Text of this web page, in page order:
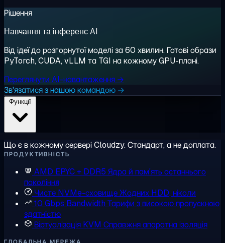
Рішення
Навчання та інференс AI
Від ідеї до розгорнутої моделі за 60 хвилин. Готові образи
PyTorch, CUDA, vLLM та TGI на кожному GPU-плані.
Переглянути AI-навантаження →
Зв'язатися з нашою командою →
Що є в кожному сервері Cloudzy. Стандарт, а не доплата.
ПРОДУКТИВНІСТЬ
AMD EPYC + DDR5 Ядра й пам'ять останнього
покоління
Чисте NVMe-сховищеЖодних HDD, ніколи
10 Gbps Bandwidth Тарифи з високою пропускною
здатністю
Віртуалізація KVM Справжня апаратна ізоляція